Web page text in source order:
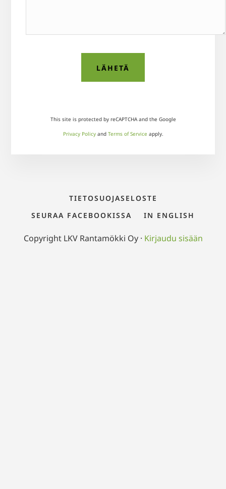
This site is protected by reCAPTCHA and the Google
Privacy Policyand Terms of Service apply.
TIETOSUOJASELOSTE
SEURAA FACEBOOKISSA
IN ENGLISH
Copyright LKV Rantamökki Oy · Kirjaudu sisään